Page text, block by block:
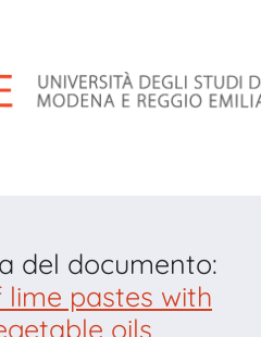
del documento:
pastes with
oils